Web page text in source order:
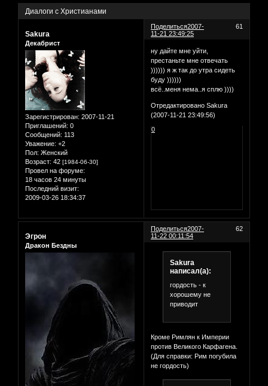
Диалоги с Христианами
Поделиться 61
2007-
11-21 23:49:25
Sakura
Декабрист
Зарегистрирован: 2007-11-21
Приглашений: 0
Сообщений: 113
Уважение: +2
Пол: Женский
Возраст: 42 [1984-06-30]
Провел на форуме:
18 часов 24 минуты
Последний визит:
2009-03-26 18:34:37
ну дайте мне уйти,
престаньте мне отвечать
)))))) я ж так до утра сидеть
буду ))))))
всё..меня нема..я сплю ))))
Отредактировано Sakura
(2007-11-21 23:49:56)
0
Поделиться 62
2007-
11-22 00:11:54
Эгрон
Дракон Бездны
Sakura
написал(а):
гордость - к
хорошему не
приводит
Кроме Римлян к Империи
против Великого Карфагена.
(Для справки: Рим погубила
не гордость)